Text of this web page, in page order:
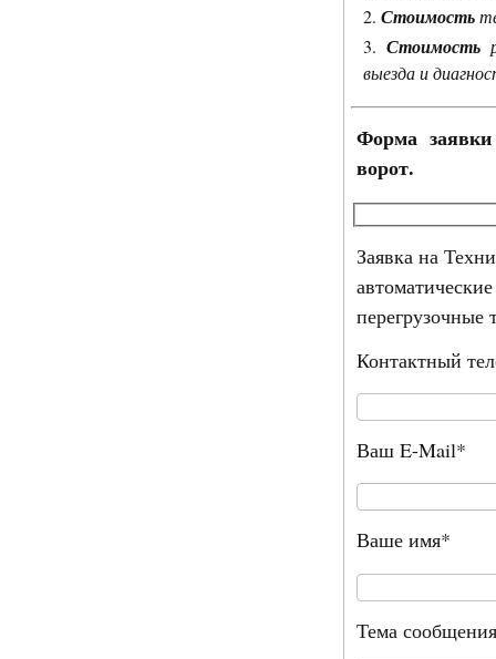
Стоимость
Стоимость
выезда и
Форма заявки
ворот.
Заявка на
Контактный
Ваш E-Mail*
Ваше имя*
Тема сообщения